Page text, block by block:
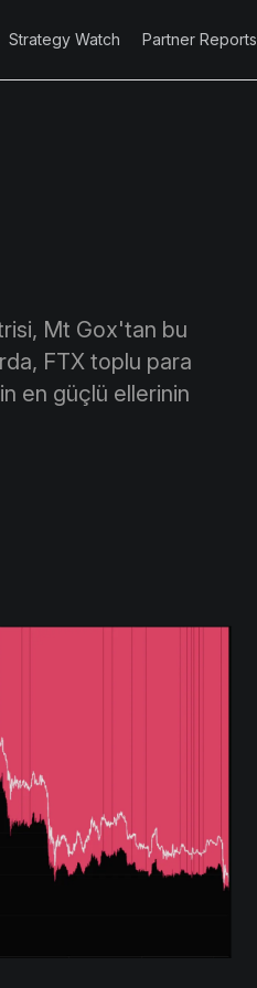
Strategy Watch Partner Reports
Mt Gox'tan bu
FTX toplu para
en güçlü ellerinin